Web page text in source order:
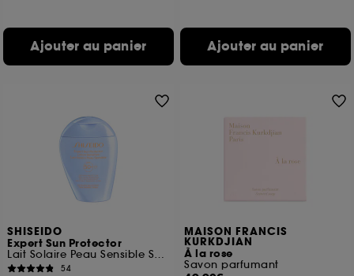
Ajouter au panier Ajouter au panier
SHISEIDO
Expert Sun Protector
Lait Solaire Peau Sensible SPF50+
54
MAISON FRANCIS
KURKDJIAN
À la rose
Savon parfumant